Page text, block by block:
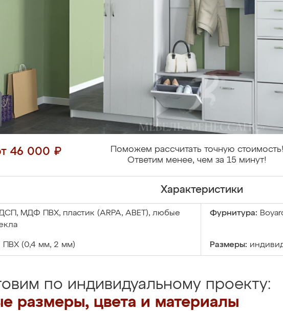
46 000 ₽
Поможем рассчитать точную стоимость!
Ответим менее, чем за 15 минут!
Характеристики
МДФ ПВХ, пластик (ARPA, ABET), любые
Фурнитура:
ПВХ (0,4 мм, 2 мм) Размеры:
по индивидуальному проекту:
размеры, цвета и материалы